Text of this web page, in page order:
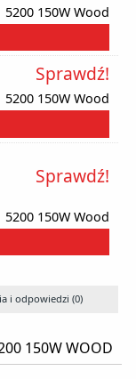
5200 150W Wood
5200 150W Wood
Sprawdź!
5200 150W Wood
Sprawdź!
i odpowiedzi (0)
150W WOOD